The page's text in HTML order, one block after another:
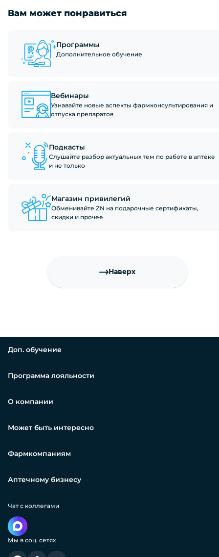
Вам может понравиться
Программы
Дополнительное обучение
Вебинары
Узнавайте новые аспекты фармконсультирования и
отпуска препаратов
Подкасты
Слушайте разбор актуальных тем по работе в аптеке
и не только
Магазин привилегий
Обменивайте ZN на подарочные сертификаты,
скидки и прочее
Наверх
Доп. обучение
Программа лояльности
О компании
Может быть интересно
Фармкомпаниям
Аптечному бизнесу
Чат с коллегами
Мы в соц. сетях